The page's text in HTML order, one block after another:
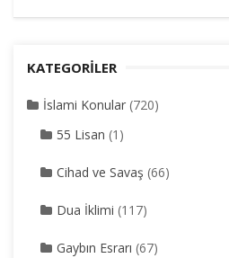
KATEGORILER
İslami Konular (720)
55 Lisan (1)
Cihad ve Savaş (66)
Dua İklimi (117)
Gaybın Esrarı (67)